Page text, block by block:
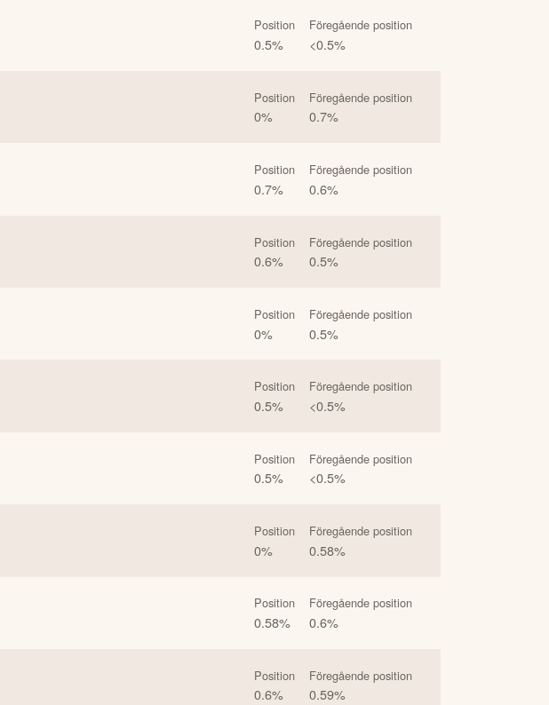
Position
0.5%
Föregående position
<0.5%
Position
0%
Föregående position
0.7%
Position
0.7%
Föregående position
0.6%
Position
0.6%
Föregående position
0.5%
Position
0%
Föregående position
0.5%
Position
0.5%
Föregående position
<0.5%
Position
0.5%
Föregående position
<0.5%
Position
0%
Föregående position
0.58%
Position
0.58%
Föregående position
0.6%
Position
0.6%
Föregående position
0.59%